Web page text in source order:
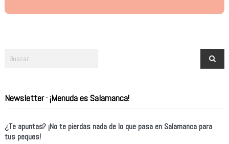
Newsletter · ¡Menuda es Salamanca!
¿Te apuntas? ¡No te pierdas nada de lo que pasa en Salamanca para
tus peques!